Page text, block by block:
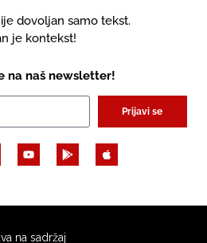
dovoljan samo tekst.
je kontekst!
na naš newsletter!
Prijavi se
na sadržaj